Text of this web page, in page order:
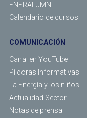
ENERALUMNI
Calendario de cursos
COMUNICACIÓN
Canal en YouTube
Píldoras Informativas
La Energía y los niños
Actualidad Sector
Notas de prensa